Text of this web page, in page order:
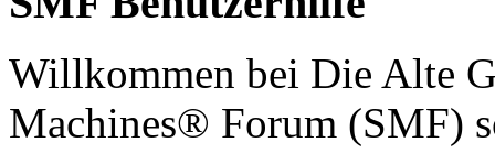
Willkommen bei Die Alte
Machines® Forum (SMF)